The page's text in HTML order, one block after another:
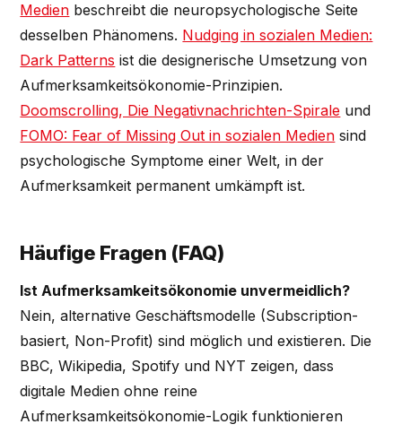
Medien beschreibt die neuropsychologische Seite
desselben Phänomens. Nudging in sozialen Medien:
Dark Patterns ist die designerische Umsetzung von
Aufmerksamkeitsökonomie-Prinzipien.
Doomscrolling, Die Negativnachrichten-Spirale und
FOMO: Fear of Missing Out in sozialen Medien sind
psychologische Symptome einer Welt, in der
Aufmerksamkeit permanent umkämpft ist.
Häufige Fragen (FAQ)
Ist Aufmerksamkeitsökonomie unvermeidlich?
Nein, alternative Geschäftsmodelle (Subscription-
basiert, Non-Profit) sind möglich und existieren. Die
BBC, Wikipedia, Spotify und NYT zeigen, dass
digitale Medien ohne reine
Aufmerksamkeitsökonomie-Logik funktionieren